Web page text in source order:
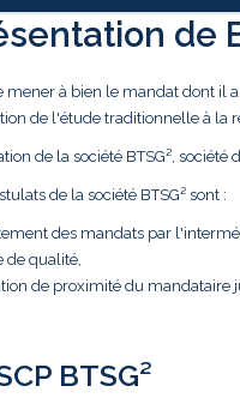
de
mener à bien le mandat dont il
de l'étude traditionnelle à la
de la société BTSG²,
de la société BTSG² sont :
des mandats par
de qualité,
de proximité du mandataire
BTSG²